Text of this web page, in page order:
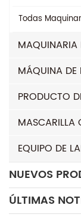
Todas
MAQUINARIA
MÁQUINA DE
PRODUCTO
MASCARILLA
EQUIPO DE
NUEVOS
ÚLTIMAS